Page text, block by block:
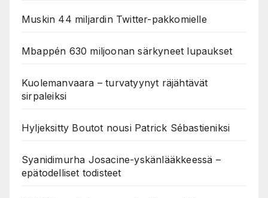
Muskin 44 miljardin Twitter-pakkomielle
Mbappén 630 miljoonan särkyneet lupaukset
Kuolemanvaara – turvatyynyt räjähtävät
sirpaleiksi
Hyljeksitty Boutot nousi Patrick Sébastieniksi
Syanidimurha Josacine-yskänlääkkeessä –
epätodelliset todisteet